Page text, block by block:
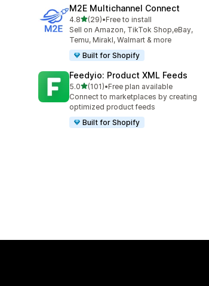
M2E Multichannel Connect
4.8滿分 5 顆星
(29)
共有 29 則評價
•Free to install
Sell on Amazon, TikTok Shop,eBay,
Temu, Mirakl, Walmart & more
Built for Shopify
Feedyio: Product XML Feeds
5.0滿分 5 顆星
(101)
共有 101 則評價
•Free plan available
Connect to marketplaces by creating
optimized product feeds
Built for Shopify